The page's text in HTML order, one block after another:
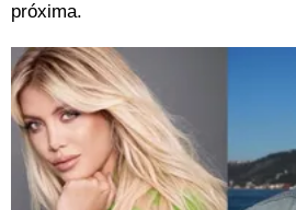
próxima.